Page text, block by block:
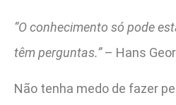
“O conhecimento só pode
têm perguntas.”– Hans
Não tenha medo de fazer